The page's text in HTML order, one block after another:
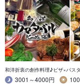
和洋折衷の創作料理♪ピザ×パス
3001～4000円